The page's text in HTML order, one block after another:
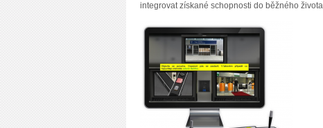
integrovat získané schopnosti do běžného